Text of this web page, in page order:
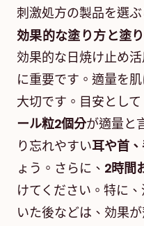
刺激処方の製品を選
効果的な塗り方と塗
効果的な日焼け止め
に重要です。適量を
大切です。目安とし
ール粒2個分が適量と
り忘れやすい耳や首
ょう。さらに、 2時間
けてください。特に
いた後などは、効果